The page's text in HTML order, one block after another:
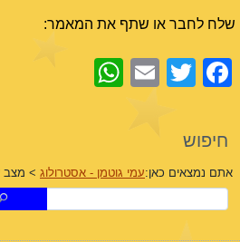
שלח לחבר או שתף את המאמר:
Facebook
Twitter
Email
חיפוש
אתם נמצאים כאן:עמי גוטמן - אסטרולוג > מצב